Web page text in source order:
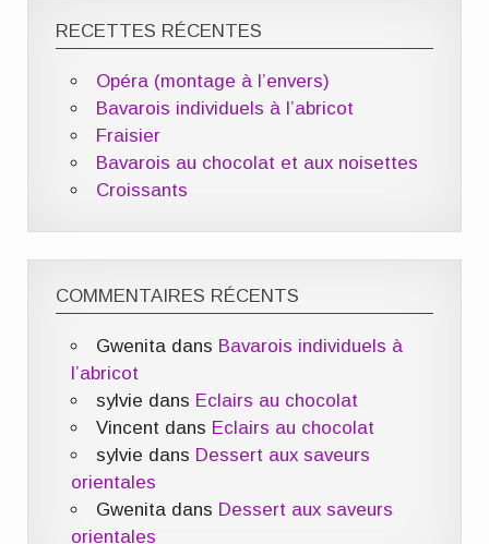
RECETTES RÉCENTES
Opéra (montage à l’envers)
Bavarois individuels à l’abricot
Fraisier
Bavarois au chocolat et aux noisettes
Croissants
COMMENTAIRES RÉCENTS
Gwenita dans Bavarois individuels à
l’abricot
sylvie dans Eclairs au chocolat
Vincent dans Eclairs au chocolat
sylvie dans Dessert aux saveurs
orientales
Gwenita dans Dessert aux saveurs
orientales